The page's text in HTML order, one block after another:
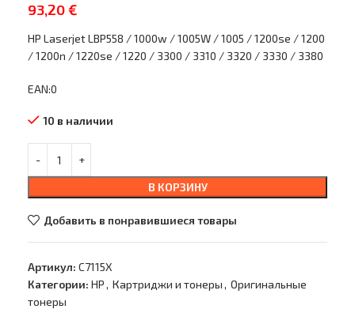
93,20€
HP Laserjet LBP558 / 1000w / 1005W / 1005 / 1200se / 1200
/ 1200n / 1220se / 1220 / 3300 / 3310 / 3320 / 3330 / 3380
EAN:0
10 в наличии
В КОРЗИНУ
Добавить в понравившиеся товары
Артикул: C7115X
Категории: HP, Картриджи и тонеры, Оригинальные
тонеры